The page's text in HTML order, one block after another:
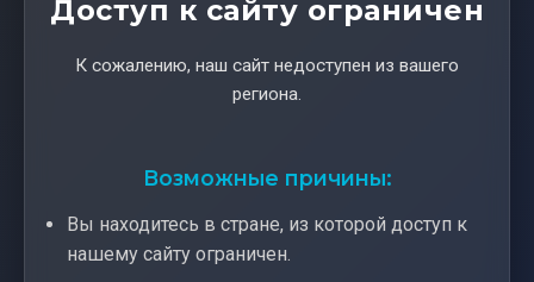
Доступ к сайту ограничен
К сожалению, наш сайт недоступен из вашего
региона.
Возможные причины:
Вы находитесь в стране, из которой доступ к
нашему сайту ограничен.